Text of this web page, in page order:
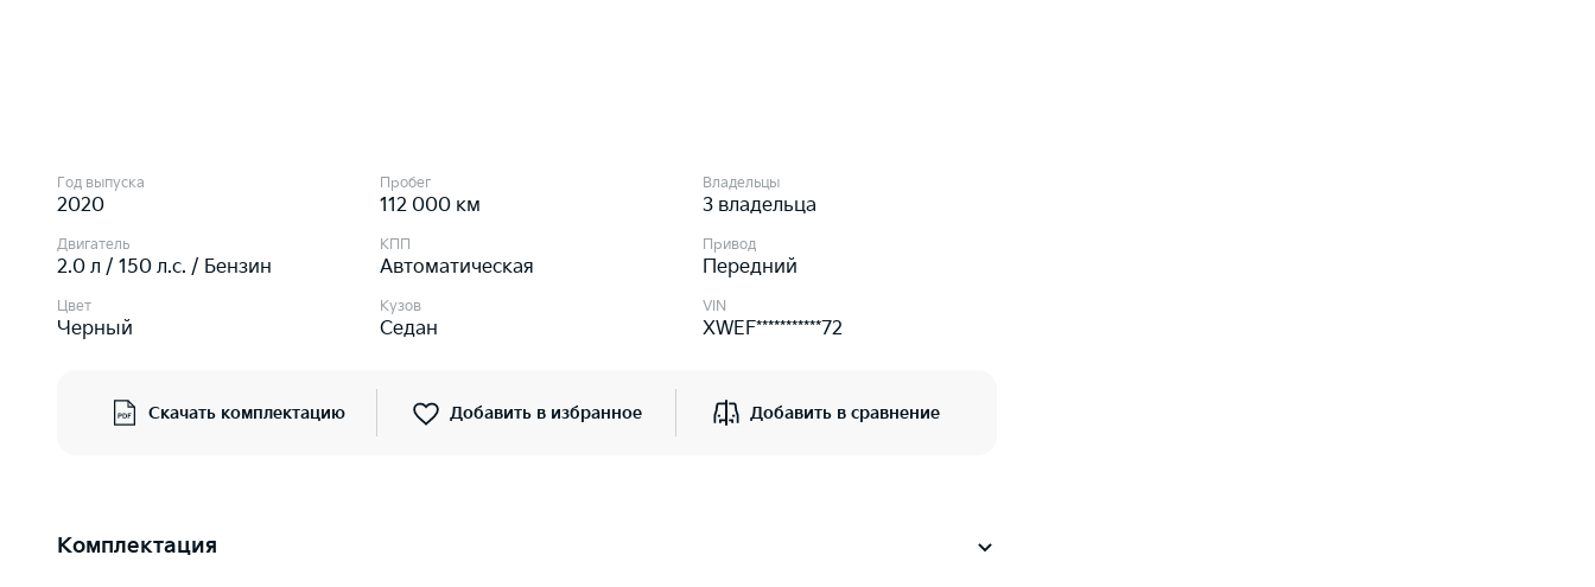
Год выпуска
2020
Пробег
112 000 км
Владельцы
3 владельца
Двигатель
2.0 л / 150 л.c. / Бензин
КПП
Автоматическая
Привод
Передний
Цвет
Черный
Кузов
Седан
VIN
XWEF***********72
Скачать комплектацию Добавить в избранное Добавить в сравнение
Комплектация